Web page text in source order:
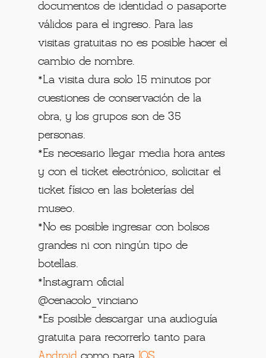
documentos de identidad o pasaporte
válidos para el ingreso. Para las
visitas gratuitas no es posible hacer el
cambio de nombre.
*La visita dura solo 15 minutos por
cuestiones de conservación de la
obra, y los grupos son de 35
personas.
*Es necesario llegar media hora antes
y con el ticket electrónico, solicitar el
ticket físico en las boleterías del
museo.
*No es posible ingresar con bolsos
grandes ni con ningún tipo de
botellas.
*Instagram oficial
@cenacolo_vinciano
*Es posible descargar una audioguía
gratuita para recorrerlo tanto para